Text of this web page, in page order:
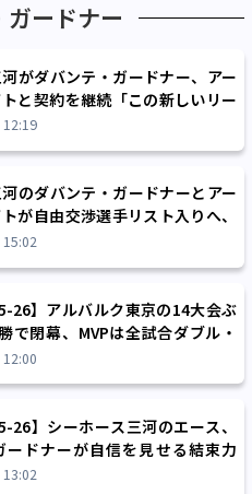
ードナー
がダバンテ・ガードナー、アー
と契約を継続「この新しいリー
ートを切りましょう」
のダバンテ・ガードナーとアー
が自由交渉選手リスト入りへ、
き交渉を継続
26】アルバルク東京の14大会ぶ
で閉幕、MVPは全試合ダブル・
ン・ロシターが初受賞
26】シーホース三河のエース、
ードナーが自信を見せる結束力
を家族のように愛している」